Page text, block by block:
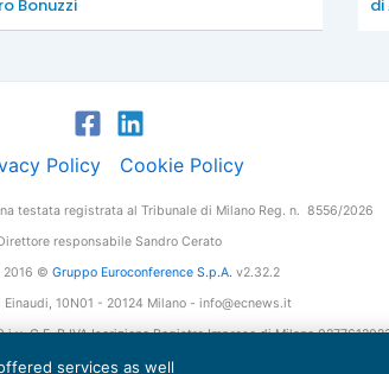
Bonuzzi
di
Policy Cookie Policy
testata registrata al Tribunale di Milano Reg. n. 8556/2026
responsabile Sandro Cerato
2016 © Gruppo Euroconference S.p.A. v2.32.2
Einaudi, 10N01 - 20124 Milano - info@ecnews.it
C.F. P.IVA Iscrizione Registro Imprese di Milano
services as well